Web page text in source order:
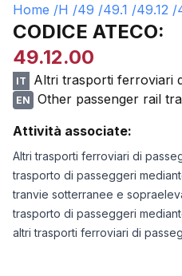
Home /H /49 /49.1 /49.12 /
CODICE ATECO:
49.12.00
IT Altri trasporti ferroviari
EN
Other passenger rail
Attività associate:
Altri trasporti ferroviari di
trasporto di passeggeri
tranvie sotterranee e
trasporto di passeggeri
altri trasporti ferroviari di